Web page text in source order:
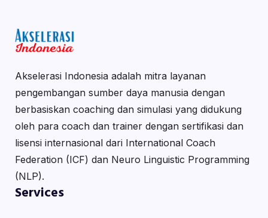
Akselerasi Indonesia adalah mitra layanan
pengembangan sumber daya manusia dengan
berbasiskan coaching dan simulasi yang didukung
oleh para coach dan trainer dengan sertifikasi dan
lisensi internasional dari International Coach
Federation (ICF) dan Neuro Linguistic Programming
(NLP).
Services